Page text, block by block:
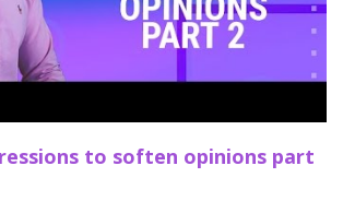
to soften opinions part